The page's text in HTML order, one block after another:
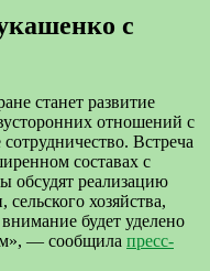
с
станет развитие
отношений с
Встреча
составах с
обсудят реализацию
хозяйства,
будет уделено
— сообщила пресс-